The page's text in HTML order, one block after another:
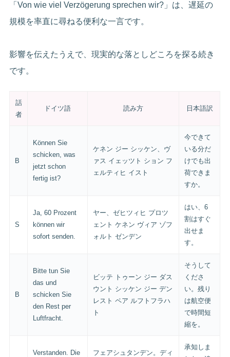
「Von wie viel Verzögerung sprechen wir?」は、遅延の
規模を率直に尋ねる便利な一言です。
影響を伝えたうえで、現実的な落としどころを探る続き
です。
話
者
ドイツ語 読み方 日本語訳
B
Können Sie
schicken, was
jetzt schon
fertig ist?
ケネン ジー シッケン、ヴ
ァス イェッツト ション フ
ェルティヒ イスト
今できて
いる分だ
けでも出
荷できま
すか。
S
Ja, 60 Prozent
können wir
sofort senden.
ヤー、ゼヒツィヒ プロツ
ェント ケネン ヴィア ゾフ
ォルト ゼンデン
はい、6
割はすぐ
出せま
す。
B
Bitte tun Sie
das und
schicken Sie
den Rest per
Luftfracht.
ビッテ トゥーン ジー ダス
ウント シッケン ジー デン
レスト ペア ルフトフラハ
ト
そうして
くださ
い。残り
は航空便
で時間短
縮を。
Verstanden. Die フェアシュタンデン。ディ
承知しま